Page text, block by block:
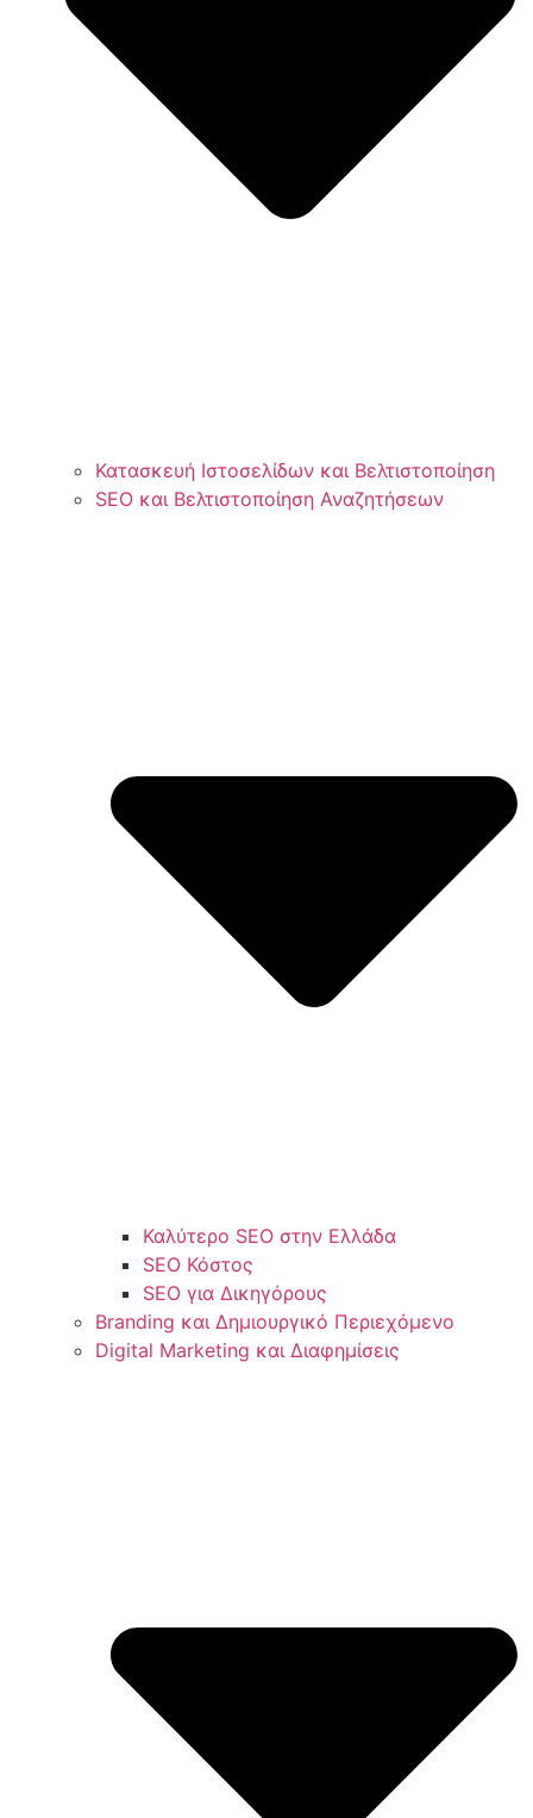
Κατασκευή Ιστοσελίδων και Βελτιστοποίηση
SEO και Βελτιστοποίηση Αναζητήσεων
Καλύτερο SEO στην Ελλάδα
SEO Κόστος
SEO για Δικηγόρους
Branding και Δημιουργικό Περιεχόμενο
Digital Marketing και Διαφημίσεις